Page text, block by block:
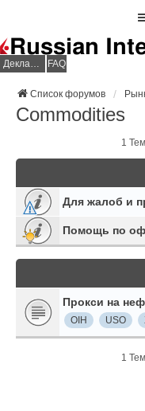
Декларация НДФЛ FAQ
Список форумов
Commodities
1
Для жалоб и
Помощь по
Прокси на
OIH USO
1